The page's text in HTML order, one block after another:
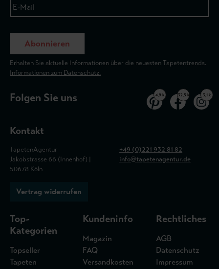
Abonnieren
Erhalten Sie aktuelle Informationen über die neuesten Tapetentrends.
Informationen zum Datenschutz.
Folgen Sie uns 4,9 k 32,5 k 3,1 k
Kontakt
TapetenAgentur
Jakobstrasse 66 (Innenhof) |
50678 Köln
+49 (0)221 932 81 82
info@tapetenagentur.de
Vertrag widerrufen
Top-
Kategorien
Topseller
Tapeten
Kundeninfo
Magazin
FAQ
Versandkosten
Rechtliches
AGB
Datenschutz
Impressum